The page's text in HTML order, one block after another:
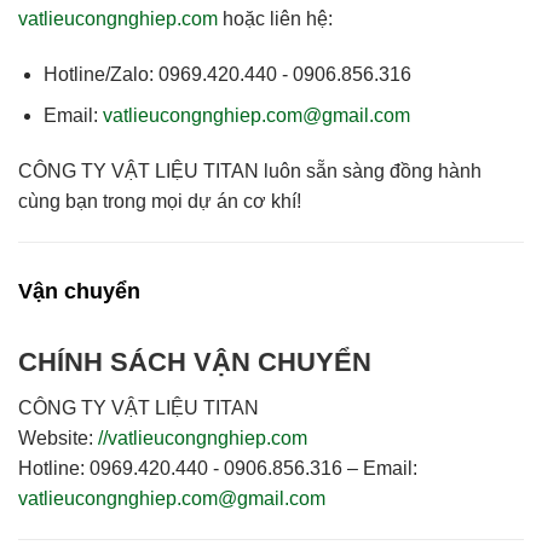
vatlieucongnghiep.com hoặc liên hệ:
Hotline/Zalo: 0969.420.440 - 0906.856.316
Email: vatlieucongnghiep.com@gmail.com
CÔNG TY VẬT LIỆU TITAN
luôn sẵn sàng đồng hành
cùng bạn trong mọi dự án cơ khí!
Vận chuyển
CHÍNH SÁCH VẬN CHUYỂN
CÔNG TY VẬT LIỆU TITAN
Website: //vatlieucongnghiep.com
Hotline: 0969.420.440 - 0906.856.316 – Email:
vatlieucongnghiep.com@gmail.com